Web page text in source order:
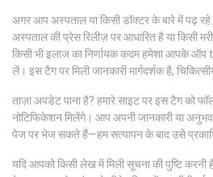
अगर आप अस्पताल या किसी डॉक्टर के बारे में पढ़
अस्पताल की प्रेस रिलीज़ पर आधारित है या किसी
किसी भी इलाज का निर्णायक कदम हमेशा आपके
लें। इस टैग पर मिली जानकारी मार्गदर्शक है,
ताज़ा अपडेट पाना है? हमारे साइट पर इस टैग को
नोटिफिकेशन मिलेंगे। आप अपनी जानकारी या
पेज पर भेज सकते हैं—हम सत्यापन के बाद उसे
यदि आपको किसी लेख में मिली सूचना की पुष्टि